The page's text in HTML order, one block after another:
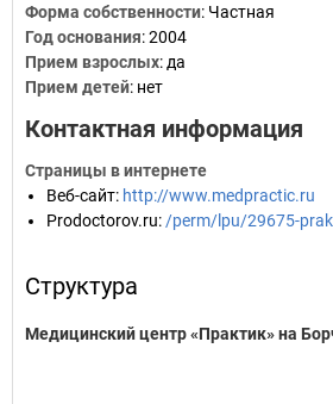
Форма собственности: Частная
Год основания:2004
Прием взрослых: да
Прием детей: нет
Контактная информация
Страницы в интернете
Веб-сайт: http://www.medpractic.ru
Prodoctorov.ru: /perm/lpu/29675-
Структура
Медицинский центр «Практик» на